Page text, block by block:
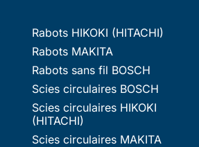
Rabots HIKOKI (HITACHI)
Rabots MAKITA
Rabots sans fil BOSCH
Scies circulaires BOSCH
Scies circulaires HIKOKI
(HITACHI)
Scies circulaires MAKITA